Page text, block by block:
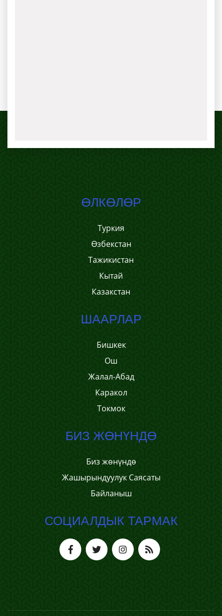
ӨЛКӨЛӨР
Туркия
Өзбекстан
Тажикистан
Кытай
Казакстан
ШААРЛАР
Бишкек
Ош
Жалал-Абад
Каракол
Токмок
БИЗ ЖӨНҮНДӨ
Биз жөнүндө
Жашырындуулук Саясаты
Байланыш
СОЦИАЛДЫК ТАРМАК